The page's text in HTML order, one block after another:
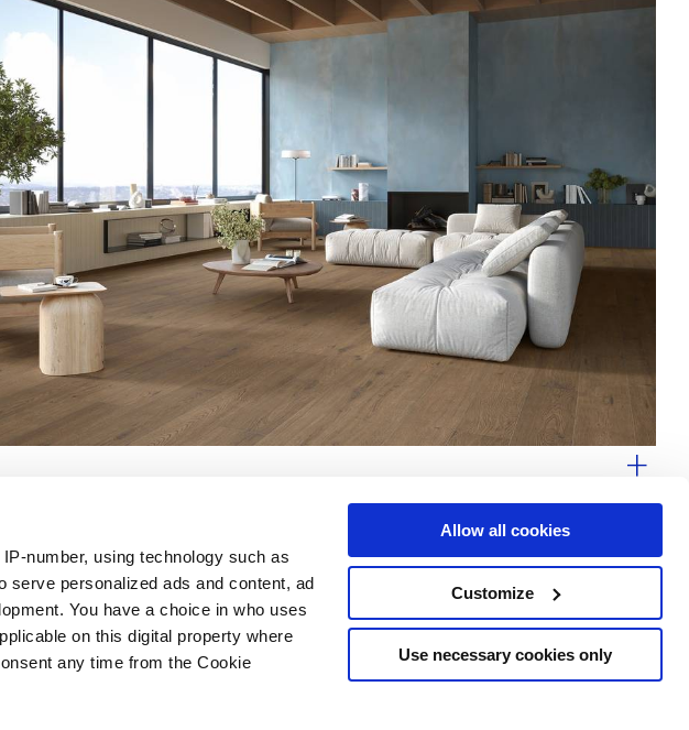
number, using technology such as
personalized ads and content, ad
You have a choice in who uses
on this digital property where
any time from the Cookie
Allow all cookies
Customize
Use necessary cookies only
Espace juridique
Conditions de vente
Cookies
Services
Espace téléchargement
Suivez-nous sur